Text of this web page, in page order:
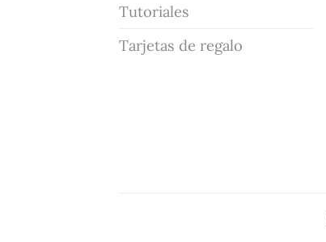
Tutoriales
Tarjetas de regalo